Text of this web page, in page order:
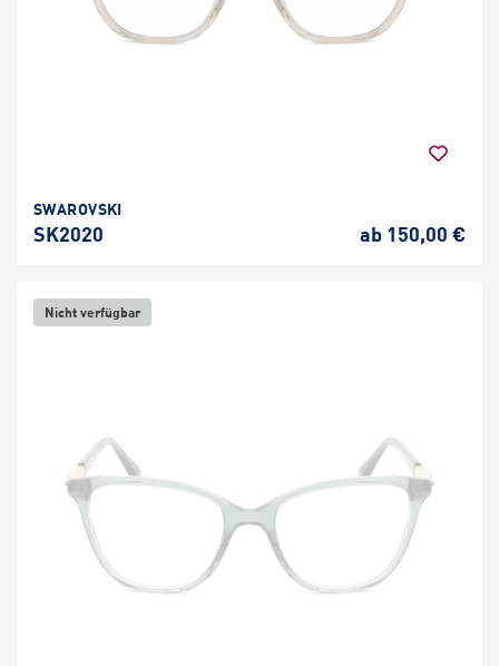
SWAROVSKI
SK2020 ab 150,00 €
Nicht verfügbar